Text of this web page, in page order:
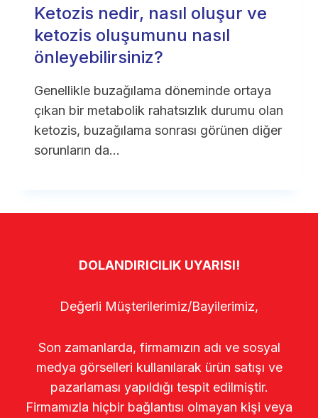
Ketozis nedir, nasıl oluşur ve
ketozis oluşumunu nasıl
önleyebilirsiniz?
Genellikle buzağılama döneminde ortaya
çıkan bir metabolik rahatsızlık durumu olan
ketozis, buzağılama sonrası görünen diğer
sorunların da…
DOLANDIRICILIK UYARISI!
Değerli Müşterilerimiz/Bayilerimiz,
Son zamanlarda, firmamızın adı ve sosyal
medya görselleri kullanılarak ürün satışı ve
pazarlaması yapıldığı tespit edilmiştir.
Firmamızla hiçbir bağlantısı olmayan kişi veya